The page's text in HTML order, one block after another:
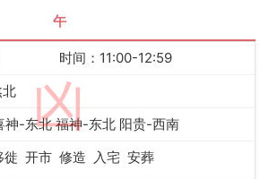
午
凶
时间：11:00-12:59
神-东北 福神-东北 阳贵-西南
徙 开市 修造 入宅 安葬